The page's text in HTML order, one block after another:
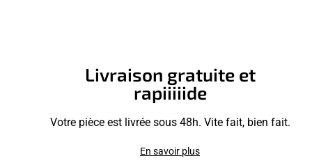
Livraison gratuite et
rapiiiiide
Votre pièce est livrée sous 48h. Vite fait, bien fait.
En savoir plus